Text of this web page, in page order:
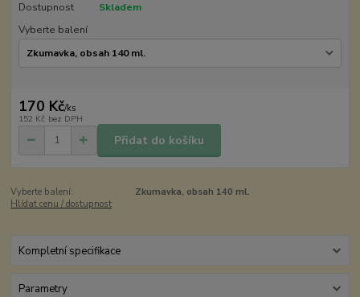
Dostupnost
Skladem
Vyberte balení
170 Kč/ks
152 Kč bez DPH
Přidat do košíku
Vyberte balení:
Zkumavka, obsah 140 ml.
Hlídat cenu / dostupnost
Kompletní specifikace
Parametry